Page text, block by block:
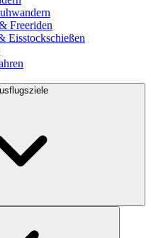
Freeriden
Eisstockschießen